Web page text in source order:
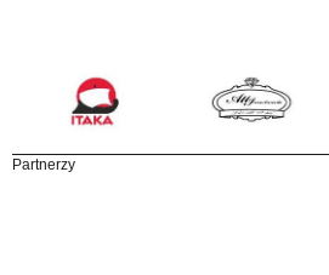
Partnerzy